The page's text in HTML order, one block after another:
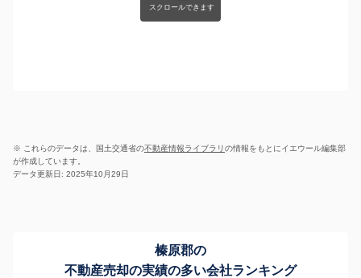
※ これらのデータは、国土交通省の不動産情報ライブラリの情報をもとにイエウール編集部
が作成しています。
データ更新日: 2025年10月29日
榛原郡の
不動産売却の実績の多い会社ランキング